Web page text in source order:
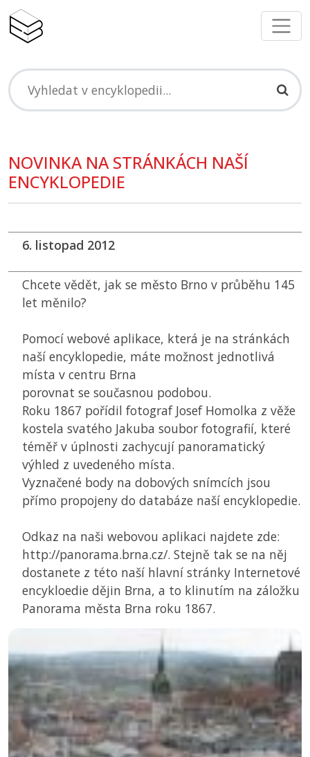
NOVINKA NA STRÁNKÁCH NAŠÍ
ENCYKLOPEDIE
6. listopad 2012
Chcete vědět, jak se město Brno v průběhu 145
let měnilo?
Pomocí webové aplikace, která je na stránkách
naší encyklopedie, máte možnost jednotlivá
místa v centru Brna
porovnat se současnou podobou.
Roku 1867 pořídil fotograf Josef Homolka z věže
kostela svatého Jakuba soubor fotografií, které
téměř v úplnosti zachycují panoramatický
výhled z uvedeného místa.
Vyznačené body na dobových snímcích jsou
přímo propojeny do databáze naší encyklopedie.
Odkaz na naši webovou aplikaci najdete zde:
http://panorama.brna.cz/. Stejně tak se na něj
dostanete z této naší hlavní stránky Internetové
encykloedie dějin Brna, a to klinutím na záložku
Panorama města Brna roku 1867.